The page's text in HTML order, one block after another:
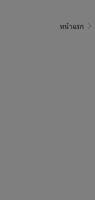
หน้าแรก